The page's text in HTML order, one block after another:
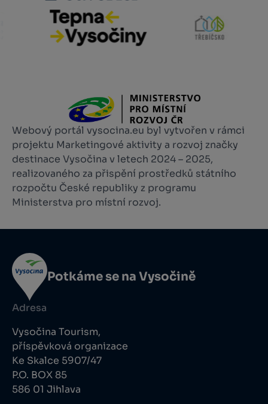
Webový portál vysocina.eu byl vytvořen v rámci
projektu Marketingové aktivity a rozvoj značky
destinace Vysočina v letech 2024 – 2025,
realizovaného za přispění prostředků státního
rozpočtu České republiky z programu
Ministerstva pro místní rozvoj.
Potkáme se na Vysočině
Adresa
Vysočina Tourism,
příspěvková organizace
Ke Skalce 5907/47
P.O. BOX 85
586 01 Jihlava